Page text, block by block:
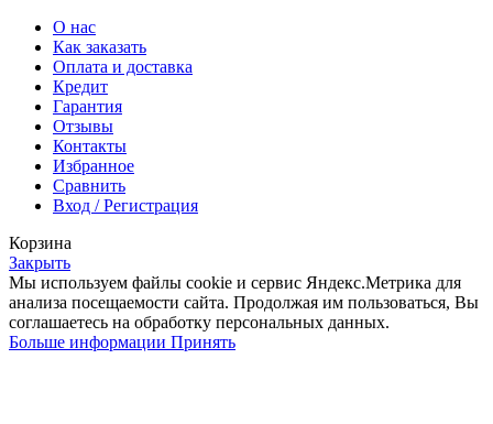
О нас
Как заказать
Оплата и доставка
Кредит
Гарантия
Отзывы
Контакты
Избранное
Сравнить
Вход / Регистрация
Корзина
Закрыть
Мы используем файлы cookie и сервис Яндекс.Метрика для
анализа посещаемости сайта. Продолжая им пользоваться, Вы
соглашаетесь на обработку персональных данных.
Больше информации Больше
Принять